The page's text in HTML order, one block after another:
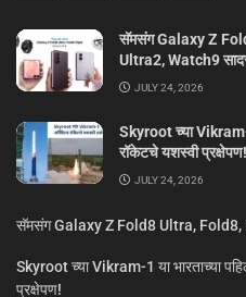
सॅमसंग Galaxy Z
Ultra2, Watch9
JULY 24, 2026
Skyroot च्या Vikram-
रॉकेटचे यशस्वी प्रक्षेपण!
JULY 24, 2026
सॅमसंग Galaxy Z Fold8 Ultra,
Skyroot च्या Vikram-1 या भारताच्या
प्रक्षेपण!